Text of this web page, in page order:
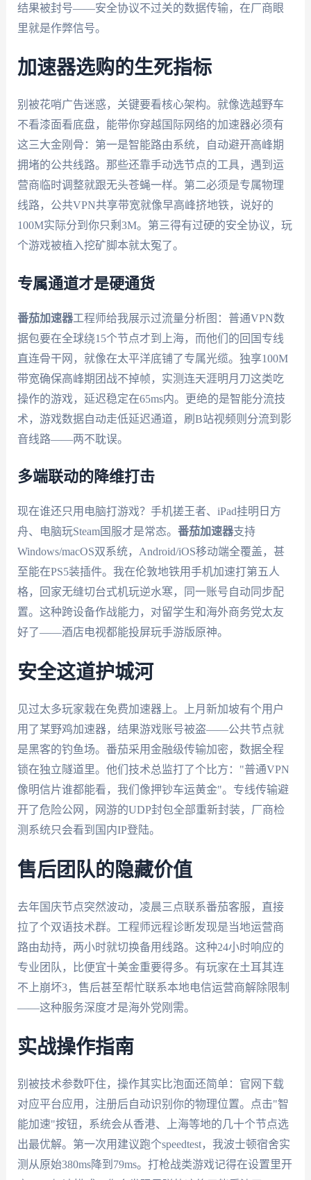
结果被封号——安全协议不过关的数据传输，在厂商眼
里就是作弊信号。
加速器选购的生死指标
别被花哨广告迷惑，关键要看核心架构。就像选越野车
不看漆面看底盘，能带你穿越国际网络的加速器必须有
这三大金刚骨：第一是智能路由系统，自动避开高峰期
拥堵的公共线路。那些还靠手动选节点的工具，遇到运
营商临时调整就跟无头苍蝇一样。第二必须是专属物理
线路，公共VPN共享带宽就像早高峰挤地铁，说好的
100M实际分到你只剩3M。第三得有过硬的安全协议，玩
个游戏被植入挖矿脚本就太冤了。
专属通道才是硬通货
番茄加速器工程师给我展示过流量分析图：普通VPN数
据包要在全球绕15个节点才到上海，而他们的回国专线
直连骨干网，就像在太平洋底铺了专属光缆。独享100M
带宽确保高峰期团战不掉帧，实测连天涯明月刀这类吃
操作的游戏，延迟稳定在65ms内。更绝的是智能分流技
术，游戏数据自动走低延迟通道，刷B站视频则分流到影
音线路——两不耽误。
多端联动的降维打击
现在谁还只用电脑打游戏？手机搓王者、iPad挂明日方
舟、电脑玩Steam国服才是常态。 番茄加速器支持
Windows/macOS双系统，Android/iOS移动端全覆盖，甚
至能在PS5装插件。我在伦敦地铁用手机加速打第五人
格，回家无缝切台式机玩逆水寒，同一账号自动同步配
置。这种跨设备作战能力，对留学生和海外商务党太友
好了——酒店电视都能投屏玩手游版原神。
安全这道护城河
见过太多玩家栽在免费加速器上。上月新加坡有个用户
用了某野鸡加速器，结果游戏账号被盗——公共节点就
是黑客的钓鱼场。番茄采用金融级传输加密，数据全程
锁在独立隧道里。他们技术总监打了个比方："普通VPN
像明信片谁都能看，我们像押钞车运黄金"。专线传输避
开了危险公网，网游的UDP封包全部重新封装，厂商检
测系统只会看到国内IP登陆。
售后团队的隐藏价值
去年国庆节点突然波动，凌晨三点联系番茄客服，直接
拉了个双语技术群。工程师远程诊断发现是当地运营商
路由劫持，两小时就切换备用线路。这种24小时响应的
专业团队，比便宜十美金重要得多。有玩家在土耳其连
不上崩坏3，售后甚至帮忙联系本地电信运营商解除限制
——这种服务深度才是海外党刚需。
实战操作指南
别被技术参数吓住，操作其实比泡面还简单：官网下载
对应平台应用，注册后自动识别你的物理位置。点击"智
能加速"按钮，系统会从香港、上海等地的几十个节点选
出最优解。第一次用建议跑个speedtest，我波士顿宿舍实
测从原始380ms降到79ms。打枪战类游戏记得在设置里开